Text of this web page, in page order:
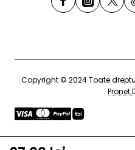
Copyright © 2024 Toate
Pronet